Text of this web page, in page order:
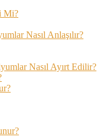
Mi?
Nasıl Anlaşılır?
Nasıl Ayırt Edilir?